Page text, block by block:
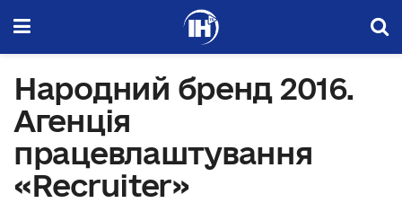
Народний бренд 2016.
Агенція
працевлаштування
«Recruiter»